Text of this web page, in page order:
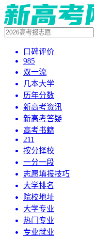
口碑评价
985
双一流
几本大学
历年分数
新高考资讯
新高考答疑
高考书籍
211
按分择校
一分一段
志愿填报技巧
大学排名
院校地址
大学专业
热门专业
专业就业